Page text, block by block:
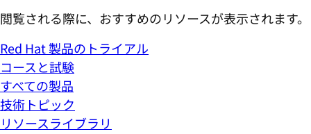
閲覧される際に、おすすめのリソースが表示されます。
Red Hat 製品のトライアル
コースと試験
すべての製品
技術トピック
リソースライブラリ